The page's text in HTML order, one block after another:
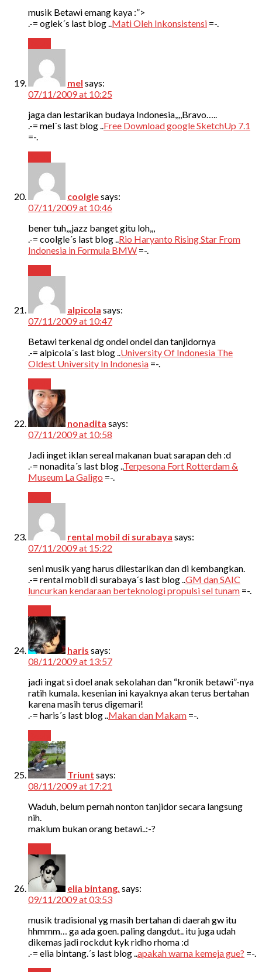
musik Betawi emang kaya :”>
.-= oglek´s last blog ..Mati Oleh Inkonsistensi =-.
mel says:
07/11/2009 at 10:25
jaga dan lestarikan budaya Indonesia,,,,Bravo…..
.-= mel´s last blog ..Free Download google SketchUp 7.1
=-.
coolglesays:
07/11/2009 at 10:46
bener tuh,,,jazz banget gitu loh,,,
.-= coolgle´s last blog ..Rio Haryanto Rising Star From
Indonesia in Formula BMW =-.
alpicola says:
07/11/2009 at 10:47
Betawi terkenal dg ondel ondel dan tanjidornya
.-= alpicola´s last blog ..University Of Indonesia The
Oldest University In Indonesia =-.
nonadita says:
07/11/2009 at 10:58
Jadi inget iklan sereal makanan buat sarapan deh :d
.-= nonadita´s last blog ..Terpesona Fort Rotterdam &
Museum La Galigo =-.
rental mobil di surabaya says:
07/11/2009 at 15:22
seni musik yang harus dilestarikan dan di kembangkan.
.-= rental mobil di surabaya´s last blog ..GM dan SAIC
luncurkan kendaraan berteknologi propulsi sel tunam =-.
haris says:
08/11/2009 at 13:57
jadi ingat si doel anak sekolahan dan “kronik betawi”-nya
ratih kumala. kesenian ini kayaknya akan terus bertahan
karena masih terus digemari!
.-= haris´s last blog ..Makan dan Makam =-.
Triunt says:
08/11/2009 at 17:21
Waduh, belum pernah nonton tanjidor secara langsung
nih.
maklum bukan orang betawi..:-?
elia bintang. says:
09/11/2009 at 03:53
musik tradisional yg masih bertahan di daerah gw itu
hhmmm… ga ada goen. paling dangdut.. itu juga udah
dikemas jadi rockdut kyk ridho rhoma :d
.-= elia bintang.´s last blog ..apakah warna kemeja gue? =-.